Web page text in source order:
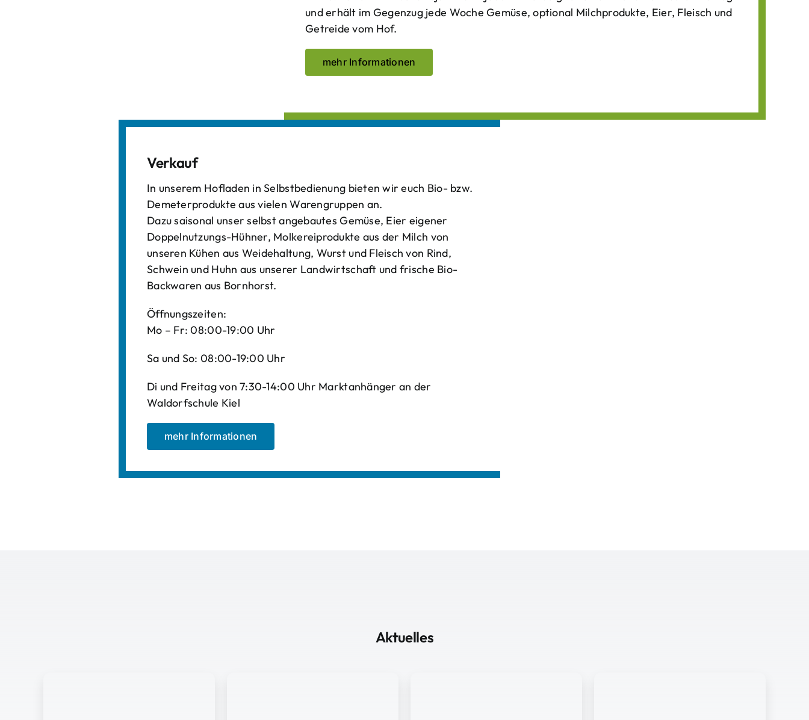
und erhält im Gegenzug jede Woche Gemüse, optional Milchprodukte, Eier, Fleisch und
Getreide vom Hof.
mehr Informationen
Verkauf
In unserem Hofladen in Selbstbedienung bieten wir euch Bio- bzw.
Demeterprodukte aus vielen Warengruppen an.
Dazu saisonal unser selbst angebautes Gemüse, Eier eigener
Doppelnutzungs-Hühner, Molkereiprodukte aus der Milch von
unseren Kühen aus Weidehaltung, Wurst und Fleisch von Rind,
Schwein und Huhn aus unserer Landwirtschaft und frische Bio-
Backwaren aus Bornhorst.
Öffnungszeiten:
Mo – Fr: 08:00-19:00 Uhr
Sa und So: 08:00-19:00 Uhr
Di und Freitag von 7:30-14:00 Uhr Marktanhänger an der
Waldorfschule Kiel
mehr Informationen
Aktuelles